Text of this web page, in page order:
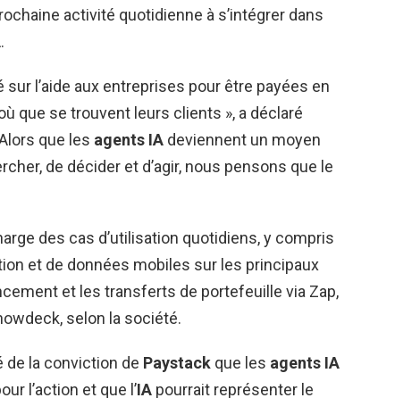
activité quotidienne à s’intégrer dans
.
l’aide aux entreprises pour être payées en
que se trouvent leurs clients », a déclaré
que les agents IA deviennent un moyen
de décider et d’agir, nous pensons que le
des cas d’utilisation quotidiens, y compris
et de données mobiles sur les principaux
et les transferts de portefeuille via Zap,
selon la société.
de la conviction de Paystack que les agents IA
l’action et que l’IA pourrait représenter le